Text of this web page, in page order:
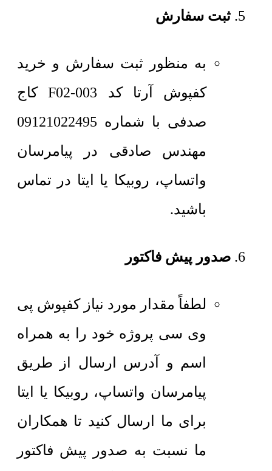
ثبت سفارش
به منظور ثبت سفارش و خرید
کفپوش آرتا کد F02-003 کاج
صدفی با شماره 09121022495
مهندس صادقی در پیامرسان
واتساپ، روبیکا یا ایتا در تماس
باشید.
صدور پیش فاکتور
لطفاً مقدار مورد نیاز کفپوش پی
وی سی پروژه خود را به همراه
اسم و آدرس ارسال از طریق
پیامرسان واتساپ، روبیکا یا ایتا
برای ما ارسال کنید تا همکاران
ما نسبت به صدور پیش فاکتور